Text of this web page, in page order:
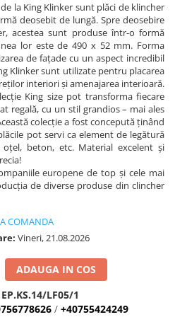
la King Klinker sunt plăci de klincher
deosebit de lungă. Spre deosebire
acestea sunt produse într-o formă
lor este de 490 x 52 mm. Forma
de fațade cu un aspect incredibil
Klinker sunt utilizate pentru placarea
interiori și amenajarea interioară.
King size pot transforma fiecare
regală, cu un stil grandios – mai ales
colecție a fost concepută ținând
pot servi ca element de legătură
beton, etc. Material excelent și
europene de top și cele mai
de diverse produse din clincher
COMANDA
Vineri, 21.08.2026
ADAUGA IN COS
EP.KS.14/LF05/1
/ +40755424249